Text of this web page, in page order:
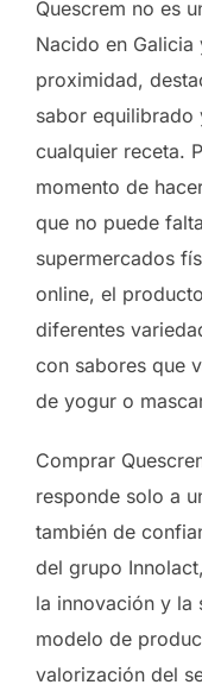
Quescrem no es
Nacido en
proximidad,
sabor equilibrado
cualquier receta.
momento de
que no puede
supermercados
online, el
diferentes
con sabores que
de yogur o
Comprar
responde solo a
también de
del grupo
la innovación y la
modelo de
valorización del